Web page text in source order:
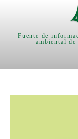
Fuente de
ambiental